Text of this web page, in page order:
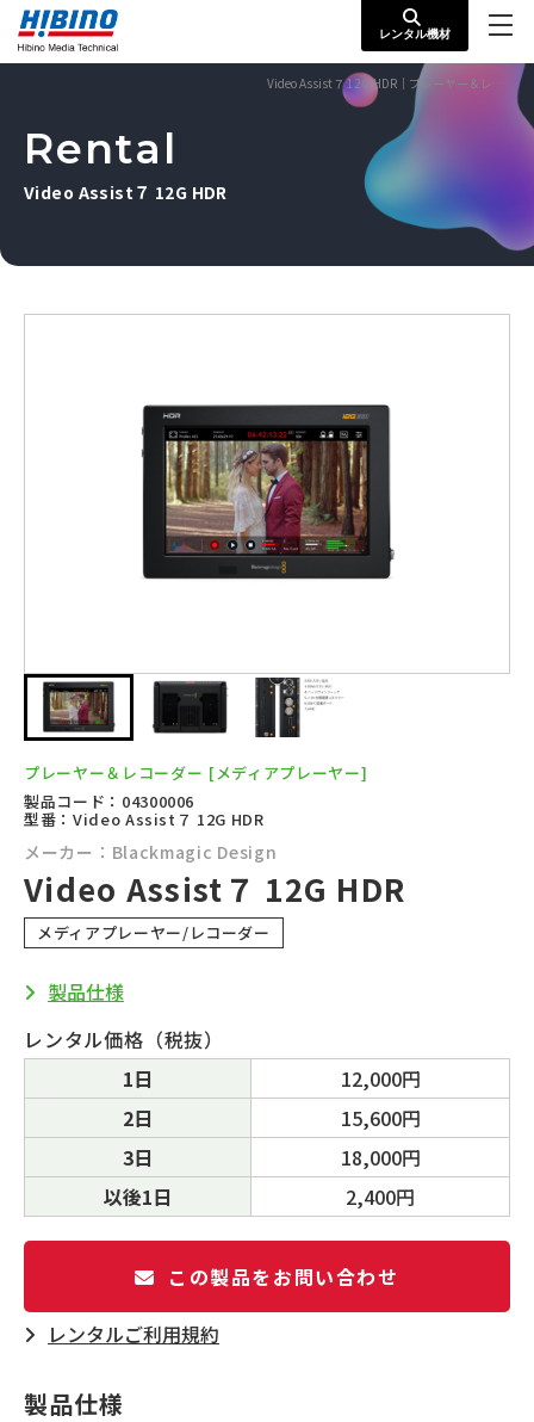
レンタル機材
Video Assist７ 12G HDR｜プレーヤー＆レコーダー
Rental
Video Assist７ 12G HDR
プレーヤー＆レコーダー [メディアプレーヤー]
製品コード：04300006
型番：Video Assist７ 12G HDR
メーカー：Blackmagic Design
Video Assist７ 12G HDR
メディアプレーヤー/レコーダー
製品仕様
レンタル価格（税抜）
1日
12,000円
2日
15,600円
3日
18,000円
以後1日
2,400円
この製品をお問い合わせ
レンタルご利⽤規約
製品仕様